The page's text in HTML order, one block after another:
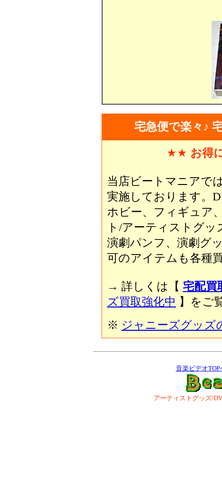
宅急便で楽々♪
★★ お得
当店ビートマニアで
実施しております。
ホビー、フィギュア
ト/アーティストグッ
演劇パンフ、演劇グ
可のアイテムも各種
→ 詳しくは【 宅配買
ズ買取強化中 】をご
※ ジャニーズグッズ
音楽ビデオTOP
アーティストグッズ/